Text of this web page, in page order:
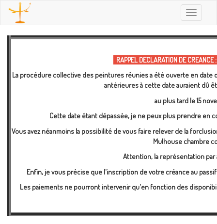
Toggle
RAPPEL DECLARATION DE
La procédure collective des peintures réunies a été ouverte en date
antérieures à cette date auraient dû
au plus tard le 15
Cette date étant dépassée, je ne peux plus prendre en
Vous avez néanmoins la possibilité de vous faire relever de la
Mulhouse chambre
Attention, la représentation par
Enfin, je vous précise que l'inscription de votre créance au
Les paiements ne pourront intervenir qu'en fonction des